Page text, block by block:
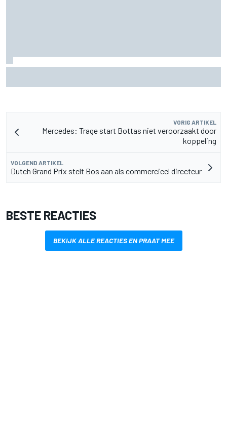
VORIG ARTIKEL
Mercedes: Trage start Bottas niet veroorzaakt door
koppeling
VOLGEND ARTIKEL
Dutch Grand Prix stelt Bos aan als commercieel directeur
BESTE REACTIES
BEKIJK ALLE REACTIES EN PRAAT MEE